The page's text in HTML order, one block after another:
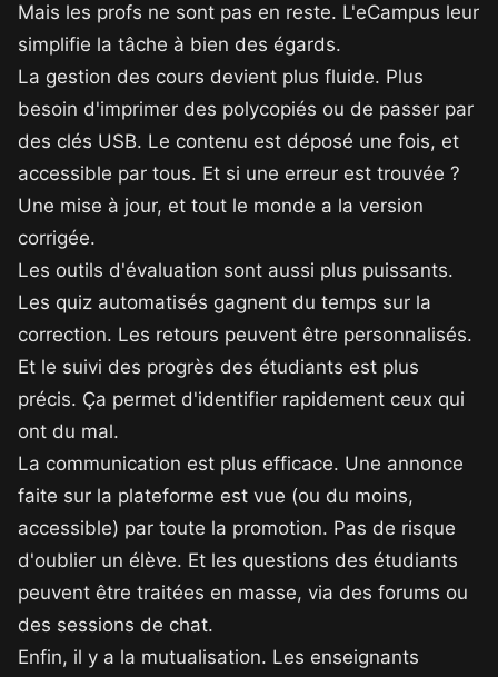
Mais les profs ne sont pas en reste. L'eCampus leur
simplifie la tâche à bien des égards.
La gestion des cours devient plus fluide. Plus
besoin d'imprimer des polycopiés ou de passer par
des clés USB. Le contenu est déposé une fois, et
accessible par tous. Et si une erreur est trouvée ?
Une mise à jour, et tout le monde a la version
corrigée.
Les outils d'évaluation sont aussi plus puissants.
Les quiz automatisés gagnent du temps sur la
correction. Les retours peuvent être personnalisés.
Et le suivi des progrès des étudiants est plus
précis. Ça permet d'identifier rapidement ceux qui
ont du mal.
La communication est plus efficace. Une annonce
faite sur la plateforme est vue (ou du moins,
accessible) par toute la promotion. Pas de risque
d'oublier un élève. Et les questions des étudiants
peuvent être traitées en masse, via des forums ou
des sessions de chat.
Enfin, il y a la mutualisation. Les enseignants